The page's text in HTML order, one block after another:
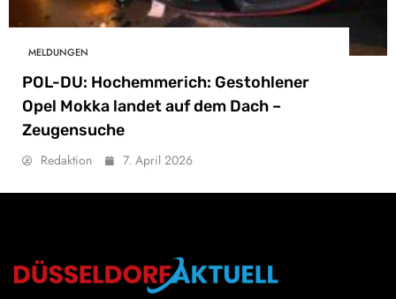
MELDUNGEN
POL-DU: Hochemmerich: Gestohlener
Opel Mokka landet auf dem Dach –
Zeugensuche
Redaktion 7. April 2026